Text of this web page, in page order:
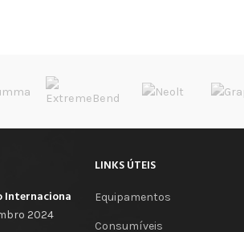
2024
LINKS ÚTEIS
Equipamentos
Consumíveis